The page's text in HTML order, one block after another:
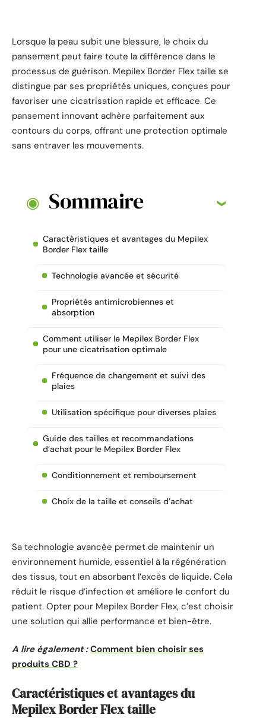
Lorsque la peau subit une blessure, le choix du
pansement peut faire toute la différence dans le
processus de guérison. Mepilex Border Flex taille se
distingue par ses propriétés uniques, conçues pour
favoriser une cicatrisation rapide et efficace. Ce
pansement innovant adhère parfaitement aux
contours du corps, offrant une protection optimale
sans entraver les mouvements.
Sommaire
Caractéristiques et avantages du Mepilex
Border Flex taille
Technologie avancée et sécurité
Propriétés antimicrobiennes et
absorption
Comment utiliser le Mepilex Border Flex
pour une cicatrisation optimale
Fréquence de changement et suivi des
plaies
Utilisation spécifique pour diverses plaies
Guide des tailles et recommandations
d’achat pour le Mepilex Border Flex
Conditionnement et remboursement
Choix de la taille et conseils d’achat
Sa technologie avancée permet de maintenir un
environnement humide, essentiel à la régénération
des tissus, tout en absorbant l’excès de liquide. Cela
réduit le risque d’infection et améliore le confort du
patient. Opter pour Mepilex Border Flex, c’est choisir
une solution qui allie performance et bien-être.
A lire également : Comment bien choisir ses
produits CBD ?
Caractéristiques et avantages du
Mepilex Border Flex taille